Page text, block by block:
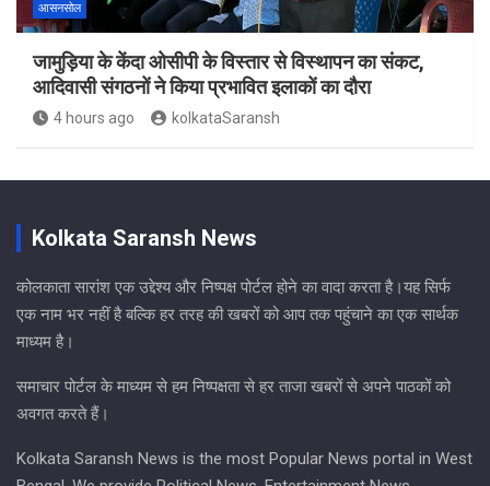
आसनसोल
जामुड़िया के केंदा ओसीपी के विस्तार से विस्थापन का संकट,
आदिवासी संगठनों ने किया प्रभावित इलाकों का दौरा
4 hours ago kolkataSaransh
Kolkata Saransh News
कोलकाता सारांश एक उद्देश्य और निष्पक्ष पोर्टल होने का वादा करता है।यह सिर्फ
एक नाम भर नहीं है बल्कि हर तरह की खबरों को आप तक पहुंचाने का एक सार्थक
माध्यम है।
समाचार पोर्टल के माध्यम से हम निष्पक्षता से हर ताजा खबरों से अपने पाठकों को
अवगत करते हैं।
Kolkata Saransh News is the most Popular News portal in West